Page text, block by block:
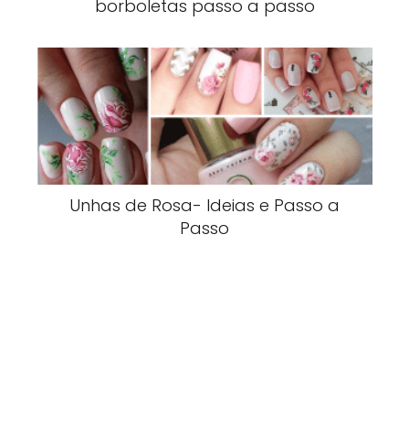
borboletas passo a passo
Unhas de Rosa- Ideias e Passo a
Passo